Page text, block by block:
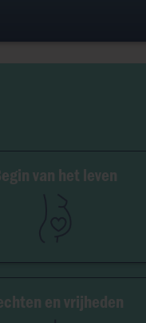
van het leven
Zwangerschap
MBV
en vrijheden
van geweten